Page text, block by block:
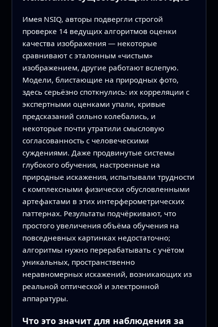
Имея NSIQ, авторы подвергли строгой
проверке 14 ведущих алгоритмов оценки
качества изображения — некоторые
сравнивают с эталонным «чистым»
изображением, другие работают вслепую.
Модели, блистающие на природных фото,
здесь серьёзно споткнулись: их корреляции с
экспертными оценками упали, кривые
предсказаний сильно колебались, и
некоторые почти утратили смысловую
согласованность с человеческими
суждениями. Даже продвинутые системы
глубокого обучения, настроенные на
природные искажения, испытывали трудности
с комплексными физически обусловленными
артефактами в этих интерферометрических
паттернах. Результаты подчёркивают, что
простого увеличения объёма обучения на
повседневных картинках недостаточно;
алгоритмы нужно перерабатывать с учётом
уникальных, пространственно
неравномерных искажений, возникающих из
реальной оптической и электронной
аппаратуры.
Что это значит для наблюдения за